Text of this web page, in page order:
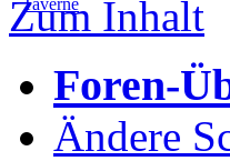
Zum Inhalt
Foren-
Ändere